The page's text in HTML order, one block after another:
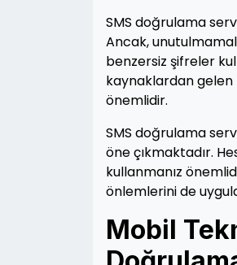
SMS doğrulama
Ancak,
benzersiz şifreler
kaynaklardan
önemlidir.
SMS doğrulama
öne çıkmaktadır.
kullanmanız
önlemlerini de
Mobil